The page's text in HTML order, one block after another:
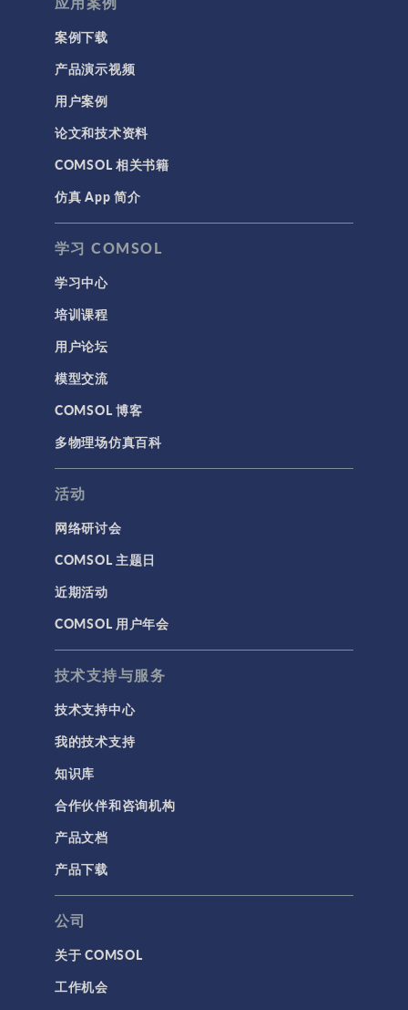
案例下载
产品演示视频
用户案例
论文和技术资料
COMSOL 相关书籍
仿真 App 简介
学习 COMSOL
学习中心
培训课程
用户论坛
模型交流
COMSOL 博客
多物理场仿真百科
活动
网络研讨会
COMSOL 主题日
近期活动
COMSOL 用户年会
技术支持与服务
技术支持中心
我的技术支持
知识库
合作伙伴和咨询机构
产品文档
产品下载
公司
关于 COMSOL
工作机会